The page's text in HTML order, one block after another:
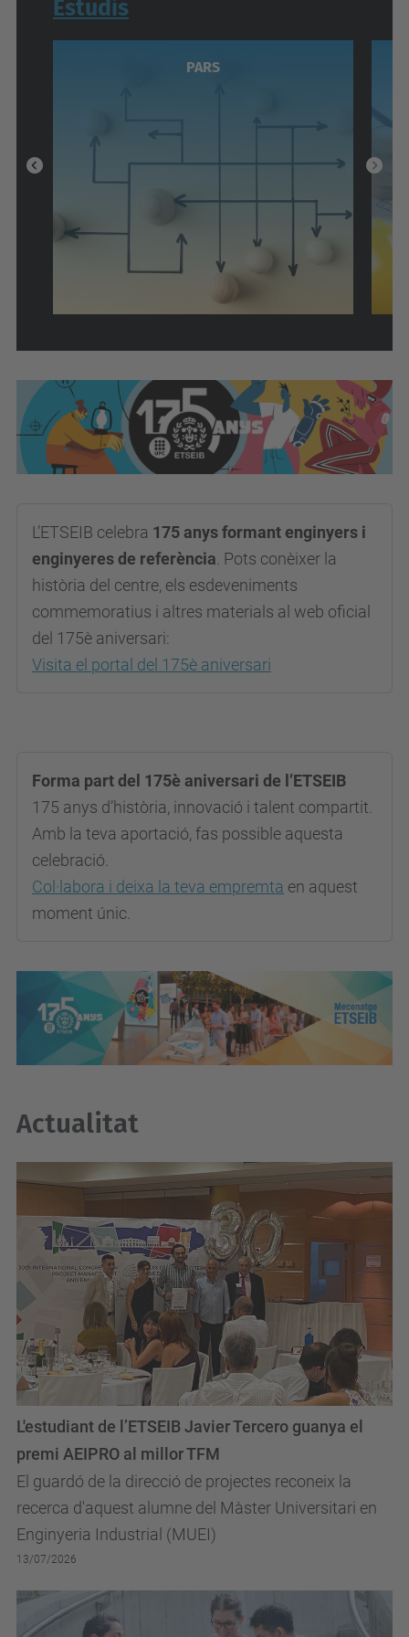
Estudis
PARS
L’ETSEIB celebra 175 anys formant enginyers i
enginyeres de referència . Pots conèixer la
història del centre, els esdeveniments
commemoratius i altres materials al web oficial
del 175è aniversari:
Visita el portal del 175è aniversari
Forma part del 175è aniversari de l’ETSEIB
175 anys d’història, innovació i talent compartit.
Amb la teva aportació, fas possible aquesta
celebració.
Col·labora i deixa la teva empremta en aquest
moment únic.
Actualitat
El guardó de la direcció de projectes reconeix la
recerca d'aquest alumne del Màster Universitari en
Enginyeria Industrial (MUEI)
L'estudiant de l’ETSEIB Javier Tercero guanya el
premi AEIPRO al millor TFM
13/07/2026